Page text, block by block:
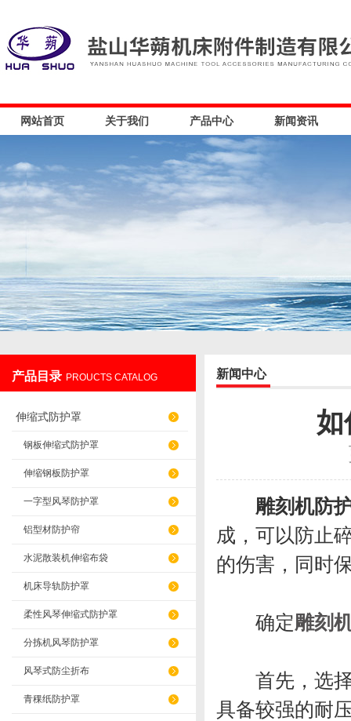
盐山华蒴机床附件制造有限公司
网站首页 关于我们 产品中心 新闻资讯
产品目录 PROUCTS CATALOG
伸缩式防护罩
钢板伸缩式防护罩
伸缩钢板防护罩
一字型风琴防护罩
铝型材防护帘
水泥散装机伸缩布袋
机床导轨防护罩
柔性风琴伸缩式防护罩
分拣机风琴防护罩
风琴式防尘折布
青稞纸防护罩
新闻中心
如
雕刻机防
成，可以防止
的伤害，同时
确定雕刻
首先，选择
具备较强的耐